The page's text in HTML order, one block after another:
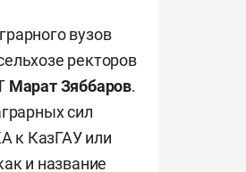
вузов
ректоров
Марат Зяббаров.
сил
к КазГАУ или
и название